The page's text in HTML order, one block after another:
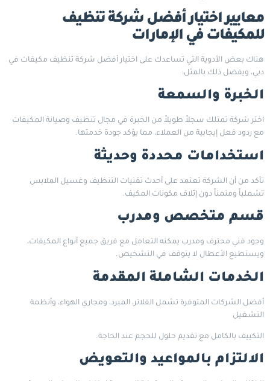
معايير اختيار أفضل شركة تنظيف
للمكيفات في الإمارات
هناك بعض الأدوية التي تساعدك على اختيار أفضل شركة تنظيف مكيفات في
دبي، ويفضل ذلك بالمثل:
الخبرة والسمعة
اختر شركة تمتلك سجلاً طويلاً من الخبرة في مجال تنظيف وصيانة المكيفات
مع ردود فعل إيجابية من العملاء، مما يؤكد جودة خدمتها.
استخدامات محددة وحديثة
تأكد من أن الشركة تعتمد على أحدث تقنيات التنظيف وغسيل الملابس
تشملياً ومنمناً دون إتلاف مكونات المكيف.
قسم متخصص ومدرب
وجود فني محترف ومدرب يمكنه التعامل مع فريق جميع أنواع المكيفات،
ويستطيع الأعطال لا يتوقف في التشخيص.
الخدمات الشاملة المقدمة
أفضل الشركات المتوفرة تشمل الفلاتر، المبرد، ومجاري الهواء، وأنظمة
التشغيل
التكييف بالكامل مع تقديم حلول للحجم عند الحاجة.
الالتزام بالمواعيد والتعويض